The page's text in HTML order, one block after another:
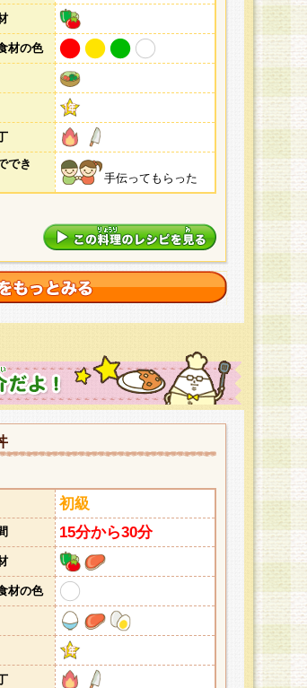
材の色
でき
手伝ってもらった
初級
15分から30分
材の色